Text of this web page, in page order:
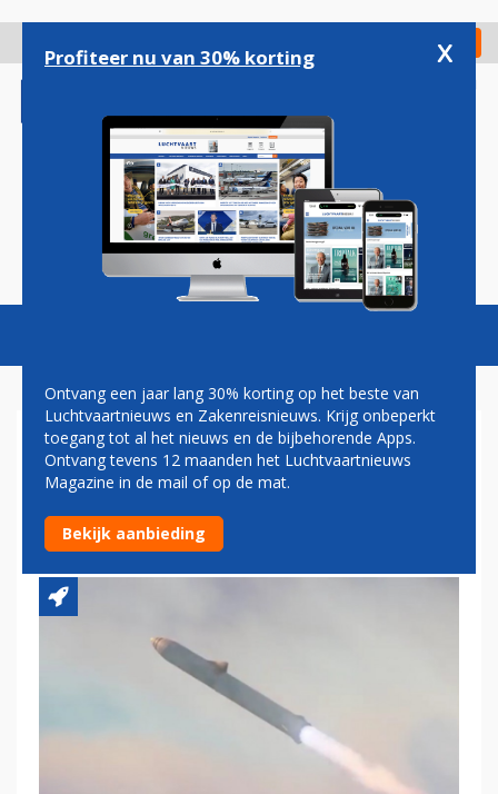
gaan
Check in
Magazine Podcasts Vacatures
'MET RAKET SPACEX IN HALF
UUR VAN NEW YORK NAAR
SHANGHAI'
Profiteer nu van 30% korting x
Ontvang een jaar lang 30% korting op het beste van
Luchtvaartnieuws en Zakenreisnieuws. Krijg onbeperkt
toegang tot al het nieuws en de bijbehorende Apps.
Ontvang tevens 12 maanden het Luchtvaartnieuws
Magazine in de mail of op de mat.
Bekijk aanbieding